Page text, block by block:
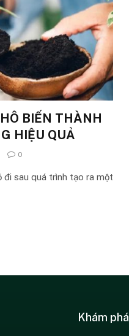
BIẾN THÀNH
HIỆU QUẢ
0
sau quá trình tạo ra một
Khám phá